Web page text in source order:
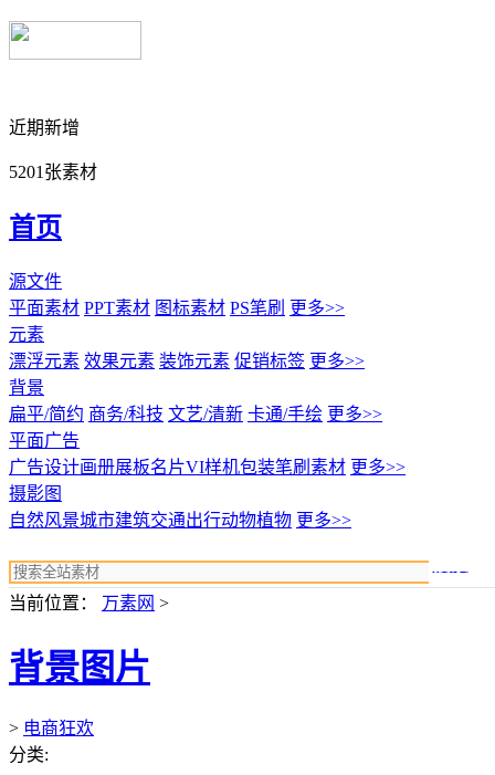
近期新增
5201张素材
首页
源文件
平面素材 PPT素材 图标素材 PS笔刷 更多>>
元素
漂浮元素 效果元素 装饰元素 促销标签 更多>>
背景
扁平/简约 商务/科技 文艺/清新 卡通/手绘 更多>>
平面广告
广告设计画册展板名片VI样机包装笔刷素材 更多>>
摄影图
自然风景城市建筑交通出行动物植物 更多>>
当前位置： 万素网 >
背景图片
> 电商狂欢
分类: